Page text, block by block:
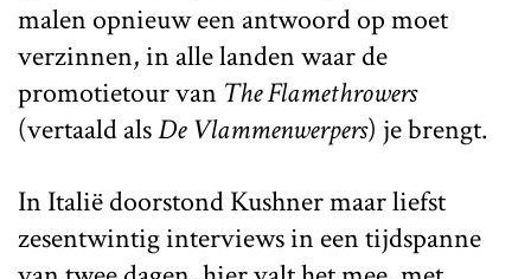
malen opnieuw een antwoord op moet
verzinnen, in alle landen waar de
promotietour van The Flamethrowers
(vertaald alsDe Vlammenwerpers) je brengt.
In Italië doorstond Kushner maar liefst
zesentwintig interviews in een tijdspanne